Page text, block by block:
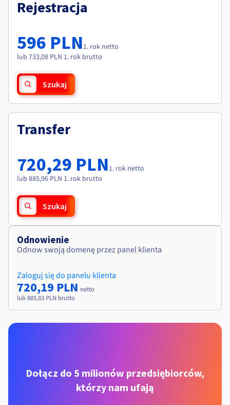
Cennik
Roadmap & Changelog
Monitorowanie
Roadmap & Changelog
Roadmap & Changelog
Roadmap & Changelog
Roadmap & Changelog
Rejestracja
596 PLN1. rok netto
lub 733,08 PLN 1. rok brutto
Szukaj
Transfer
720,29 PLN1. rok netto
lub 885,96 PLN 1. rok brutto
Szukaj
Odnowienie
Odnow swoją domenę przez panel klienta
Zaloguj się do panelu klienta
720,19 PLN netto
lub 885,83 PLN brutto
Dołącz do 5 milionów przedsiębiorców,
którzy nam ufają